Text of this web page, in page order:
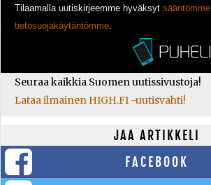
Tilaamalla uutiskirjeemme hyväksyt sääntömme
tietosuojakäytäntömme
Seuraa kaikkia Suomen uutissivustoja!
Lataa ilmainen HIGH.FI -uutisvahti!
JAA ARTIKKELI
FACEBOOK